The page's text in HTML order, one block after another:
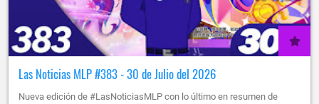
Las Noticias MLP #383 - 30 de Julio del 2026
Nueva edición de #LasNoticiasMLP con lo último en resumen de